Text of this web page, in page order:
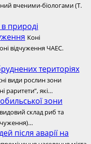
вченими-біологами (Т.
природі
Коні
відчуження ЧАЕС.
територіях
види рослин зони
раритети”, які…
зони
склад риб та
після аварії на